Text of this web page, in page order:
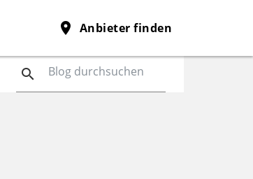
place Anbieter finden
